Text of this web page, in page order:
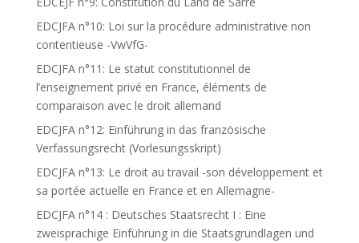
EDCJFA n°10: Loi sur la procédure administrative non
contentieuse -VwVfG-
EDCJFA n°11: Le statut constitutionnel de
l’enseignement privé en France, éléments de
comparaison avec le droit allemand
EDCJFA n°12: Einführung in das französische
Verfassungsrecht (Vorlesungsskript)
EDCJFA n°13: Le droit au travail -son développement et
sa portée actuelle en France et en Allemagne-
EDCJFA n°14 : Deutsches Staatsrecht I : Eine
zweisprachige Einführung in die Staatsgrundlagen und